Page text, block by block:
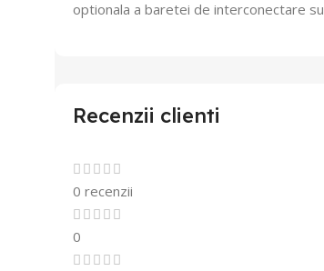
optionala a baretei de interconectare
Recenzii clienti
0 recenzii
0